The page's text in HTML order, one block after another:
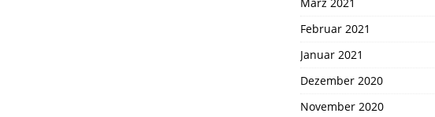
Februar 2021
Januar 2021
Dezember 2020
November 2020